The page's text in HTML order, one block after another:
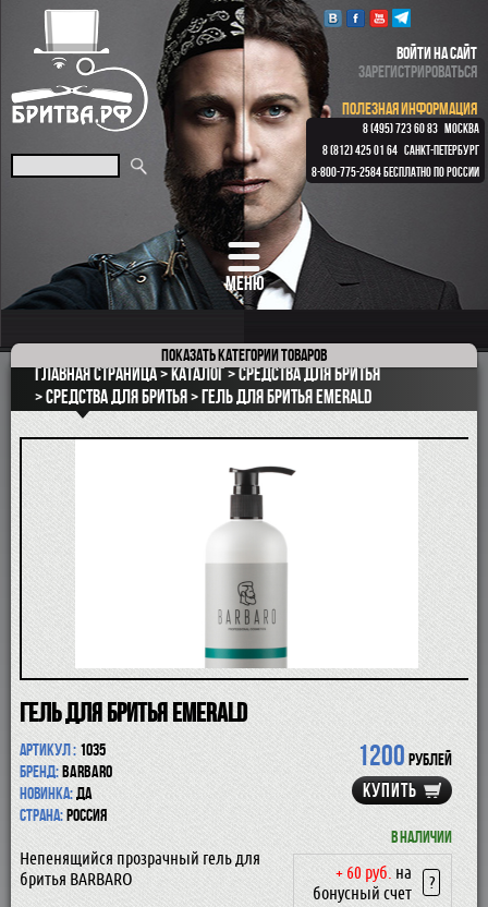
МЕНЮ
ВОЙТИ НА САЙТ
ЗАРЕГИСТРИРОВАТЬСЯ
ПОЛЕЗНАЯ ИНФОРМАЦИЯ
8 (495) 723 60 83 МОСКВА
8 (812) 425 01 64 САНКТ-ПЕТЕРБУРГ
8-800-775-2584 БЕСПЛАТНО ПО РОССИИ
Показатькатегории товаров
ПОДАРОЧНЫЕ НАБОРЫ
ОПАСНЫЕ БРИТВЫ
РЕМНИ
КЛАССИЧЕСКИЕ СТАНКИ
БРИТВЕННЫЕ НАБОРЫ
ПОМАЗКИ
СОВРЕМЕННЫЕ БРИТВЫ
ДЛЯ БРИТЬЯ
ПОСЛЕ БРИТЬЯ
ДЛЯ БОРОДЫ И УСОВ
ДЛЯ ВОЛОС И ТЕЛА
ПАРФЮМ
ЧАШКИ
КОСМЕТИЧКИ
АКСЕССУАРЫ
МАНИКЮРНЫЕ ИНСТРУМЕНТЫ
СКИДКА
Главная страница Каталог
Средства для бритья
Средства для бритья
Гель для бритья Emerald
Гель для бритья Emerald
1200 рублей
КУПИТЬ
В наличии
+ 60 руб. на
бонусный счет
?
Артикул : 1035
Бренд:Barbaro
Новинка:да
Страна:Россия
Непенящийся прозрачный гель для
бритья BARBARO